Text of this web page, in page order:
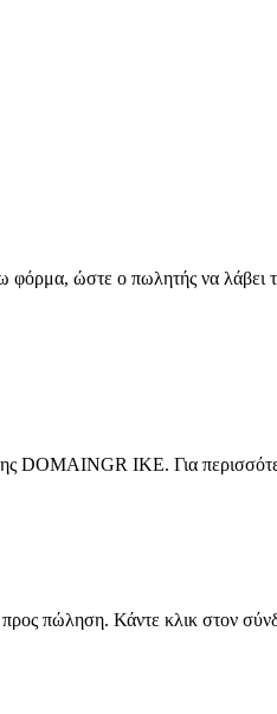
ώστε ο πωλητής να λάβει
DOMAINGR ΙΚΕ. Για
πώληση. Κάντε κλικ στον